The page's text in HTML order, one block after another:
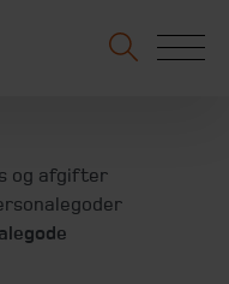
og afgifter